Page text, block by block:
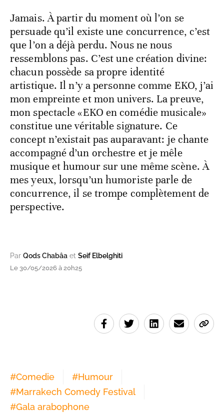
Jamais. À partir du moment où l’on se
persuade qu’il existe une concurrence, c’est
que l’on a déjà perdu. Nous ne nous
ressemblons pas. C’est une création divine:
chacun possède sa propre identité
artistique. Il n’y a personne comme EKO, j’ai
mon empreinte et mon univers. La preuve,
mon spectacle «EKO en comédie musicale»
constitue une véritable signature. Ce
concept n’existait pas auparavant: je chante
accompagné d’un orchestre et je mêle
musique et humour sur une même scène. À
mes yeux, lorsqu’un humoriste parle de
concurrence, il se trompe complètement de
perspective.
Par Qods Chabâa et Seif Elbelghiti
Le 30/05/2026 à 20h25
#Comedie #Humour
#Marrakech Comedy Festival
#Gala arabophone